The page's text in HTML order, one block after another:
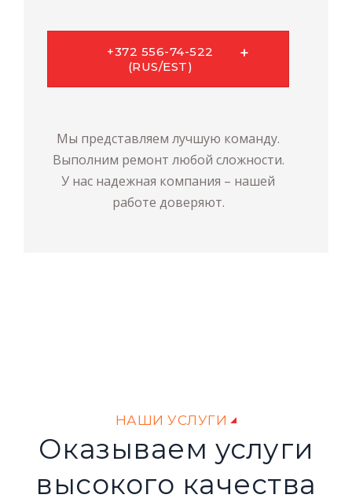
+372 556-74-522
(RUS/EST)
Мы представляем лучшую команду.
Выполним ремонт любой сложности.
У нас надежная компания – нашей
работе доверяют.
НАШИ УСЛУГИ
Оказываем услуги
высокого качества